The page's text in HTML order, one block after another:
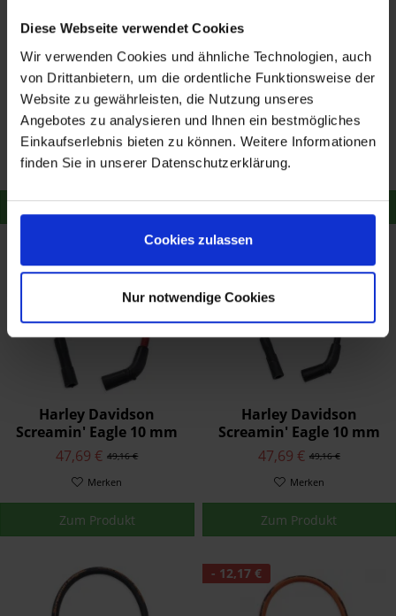
Diese Webseite verwendet Cookies
Wir verwenden Cookies und ähnliche Technologien, auch
von Drittanbietern, um die ordentliche Funktionsweise der
Website zu gewährleisten, die Nutzung unseres
Angebotes zu analysieren und Ihnen ein bestmögliches
Einkaufserlebnis bieten zu können. Weitere Informationen
finden Sie in unserer Datenschutzerklärung.
Cookies zulassen
Nur notwendige Cookies
Harley Davidson
Screamin' Eagle 10 mm
Phat Zündkerzenkabel
31901-08A
49,16 €
31,99 €
Merken
Harley Davidson
Screamin' Eagle 10 mm
Phat Zündkerzenkabel
49,16 €
47,69 €
Merken
Harley Davidson
Screamin' Eagle 10 mm
Phat Zündkerzenkabel
31967-08A
49,16 €
47,69 €
Merken
Zum Produkt
Harley Davidson
Screamin' Eagle 10 mm
Phat Zündkerzenkabel
31965-08A
49,16 €
47,69 €
Merken
Zum Produkt
- 12,17 €